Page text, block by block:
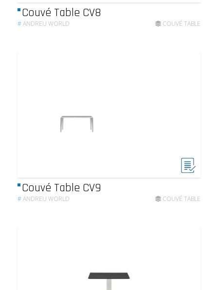
Couvé Table CV8
#ANDREU WORLD COUVÉ TABLE
Couvé Table CV9
#ANDREU WORLD COUVÉ TABLE